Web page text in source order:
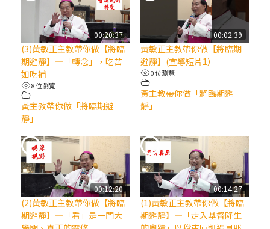
【信仰之旅】第八集：「耶穌為什麼降生到
人世」—高樂祈修女
2025/10/10【萬物讚頌頌歌 – 太陽與生態音
樂會】紀念聖方濟與已逝教宗方濟各（中）
2025/10/10【萬物讚頌頌歌 – 太陽與生態音
2025/10/10【萬物讚頌頌歌 – 太陽與生態音
樂會】紀念聖方濟與已逝教宗方濟各（上）
(9完結)黃敏正主教帶你做【將臨期避靜】—
匝凱的「新生命」：利他與內化
00:20:37
(3)黃敏正主教帶你做【將臨
期避靜】—「轉念」，吃苦
如吃補
8 位瀏覽
黃主教帶你做「將臨期避
靜」
00:02:39
黃敏正主教帶你做【將臨期
避靜】(宣導短片1）
0 位瀏覽
黃主教帶你做「將臨期避
靜」
00:12:20
(2)黃敏正主教帶你做【將臨
期避靜】—「看」是一門大
00:14:27
(1)黃敏正主教帶你做【將臨
期避靜】—「走入基督降生